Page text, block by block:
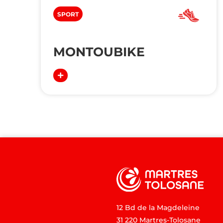
SPORT
MONTOUBIKE
12 Bd de la Magdeleine
31 220 Martres-Tolosane